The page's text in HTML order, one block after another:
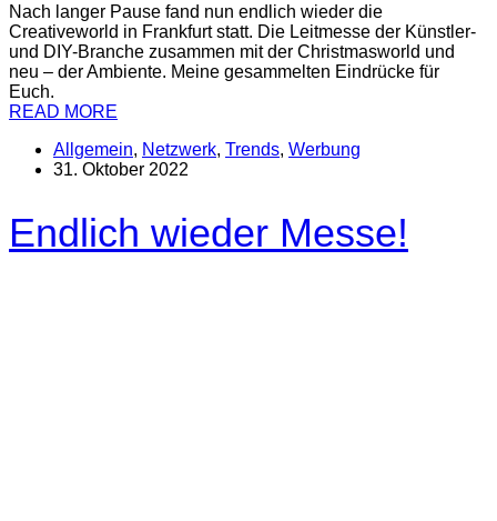
Nach langer Pause fand nun endlich wieder die
Creativeworld in Frankfurt statt. Die Leitmesse der Künstler-
und DIY-Branche zusammen mit der Christmasworld und
neu – der Ambiente. Meine gesammelten Eindrücke für
Euch.
READ MORE
Allgemein, Netzwerk, Trends, Werbung
31. Oktober 2022
Endlich wieder Messe!